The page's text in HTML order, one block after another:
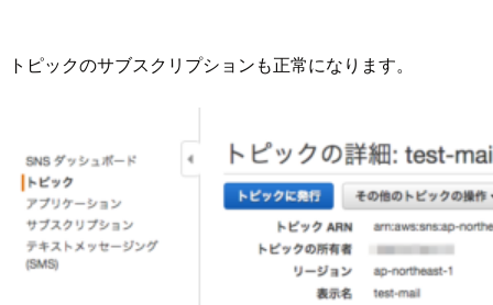
トピックのサブスクリプションも正常になります。